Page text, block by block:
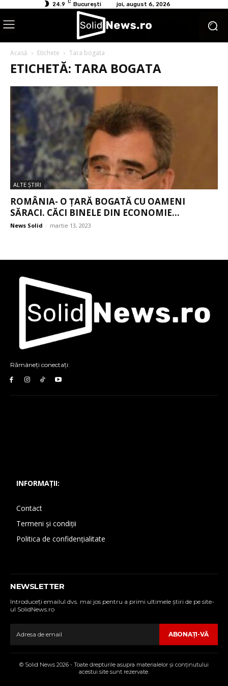
24.9 C București joi, august 6, 2026
Acasă Etichete Tara bogata
ETICHETĂ: TARA BOGATA
ALTE ŞTIRI
ROMÂNIA- O ȚARĂ BOGATĂ CU OAMENI
SĂRACI. CĂCI BINELE DIN ECONOMIE...
News Solid - martie 13, 2023
Rămâneți conectați:
INFORMAȚII:
Contact
Termeni și condiții
Politica de confidențialitate
NEWSLETTER
Introduceţi emailul dvs. mai jos pentru a primi ultimele ştiri de pe site-
ul SolidNews.ro
ABONAŢI-VĂ
© Solid News 2026 - Toate drepturile asupra materialelor şi conţinutului
acestui site sunt rezervate.